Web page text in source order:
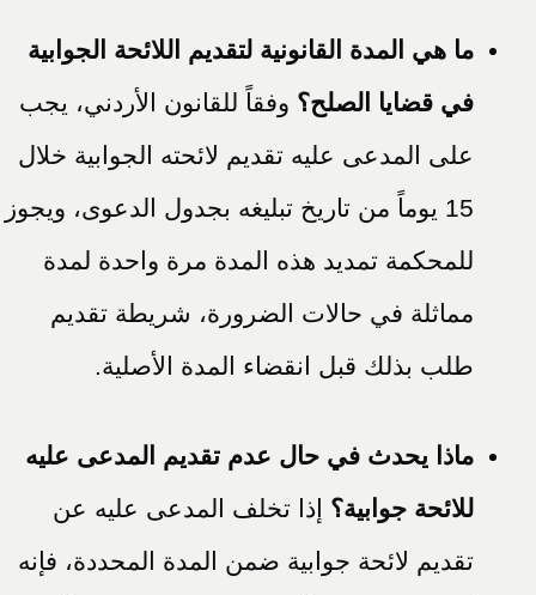
ما هي المدة القانونية لتقديم اللائحة الجوابية
في قضايا الصلح؟ وفقاً للقانون الأردني، يجب
على المدعى عليه تقديم لائحته الجوابية خلال
15 يوماً من تاريخ تبليغه بجدول الدعوى، ويجوز
للمحكمة تمديد هذه المدة مرة واحدة لمدة
مماثلة في حالات الضرورة، شريطة تقديم
طلب بذلك قبل انقضاء المدة الأصلية.
ماذا يحدث في حال عدم تقديم المدعى عليه
للائحة جوابية؟ إذا تخلف المدعى عليه عن
تقديم لائحة جوابية ضمن المدة المحددة، فإنه